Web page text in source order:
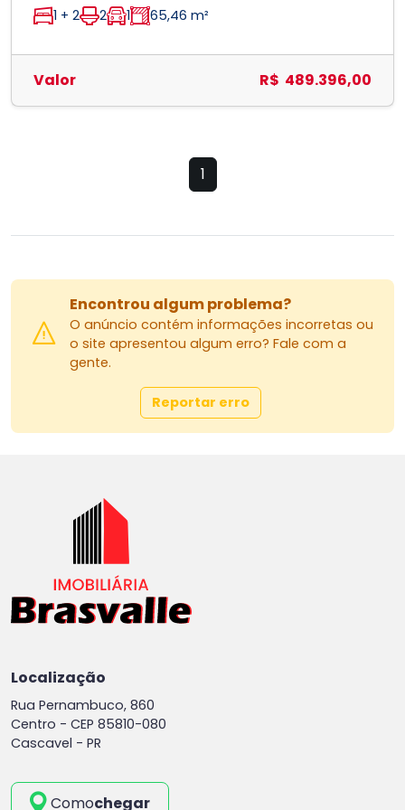
1 + 2 2 1 65,46 m²
Valor R$ 489.396,00
1
Encontrou algum problema?
O anúncio contém informações incorretas ou
o site apresentou algum erro? Fale com a
gente.
Reportar erro
Localização
Rua Pernambuco, 860
Centro - CEP 85810-080
Cascavel - PR
Comochegar